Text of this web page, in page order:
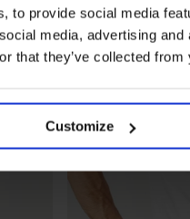
to provide social media
media, advertising
that they’ve collected
Customize